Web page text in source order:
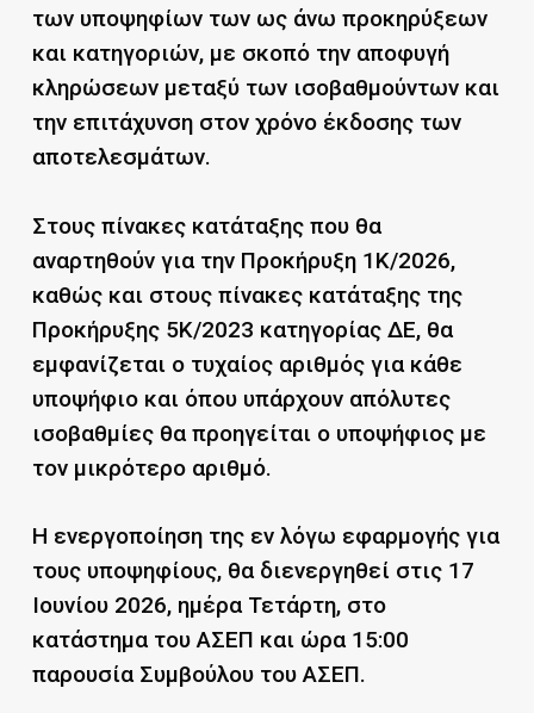
των υποψηφίων των ως άνω προκηρύξεων
και κατηγοριών, με σκοπό την αποφυγή
κληρώσεων μεταξύ των ισοβαθμούντων και
την επιτάχυνση στον χρόνο έκδοσης των
αποτελεσμάτων.
Στους πίνακες κατάταξης που θα
αναρτηθούν για την Προκήρυξη 1K/2026,
καθώς και στους πίνακες κατάταξης της
Προκήρυξης 5K/2023 κατηγορίας ΔΕ, θα
εμφανίζεται ο τυχαίος αριθμός για κάθε
υποψήφιο και όπου υπάρχουν απόλυτες
ισοβαθμίες θα προηγείται ο υποψήφιος με
τον μικρότερο αριθμό.
Η ενεργοποίηση της εν λόγω εφαρμογής για
τους υποψηφίους, θα διενεργηθεί στις 17
Ιουνίου 2026, ημέρα Τετάρτη, στο
κατάστημα του ΑΣΕΠ και ώρα 15:00
παρουσία Συμβούλου του ΑΣΕΠ.